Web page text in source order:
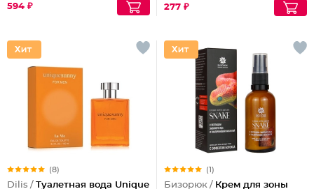
594 ₽
277 ₽
(8)
Dilis / Туалетная вода Unique
(1)
Бизорюк / Крем для зоны